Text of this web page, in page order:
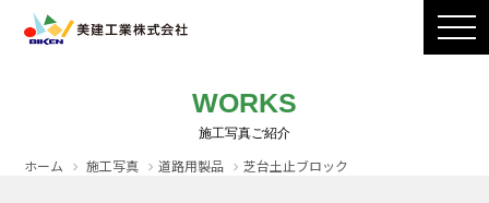
製品ラインナップ
CADダウンロード
WORKS
ホーム 施工写真 道路用製品 芝台土止ブロック